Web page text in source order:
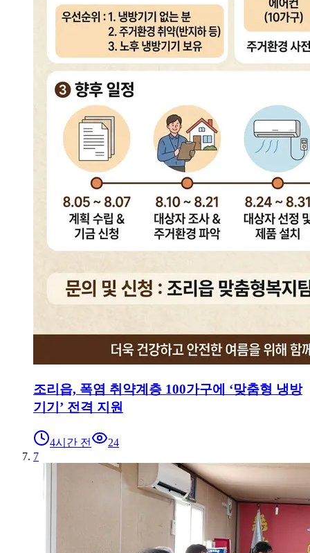
조리읍, 폭염 취약계층 100가구에 ‘맞춤형 냉방
기기’ 전격 지원
4시간 전
24
7